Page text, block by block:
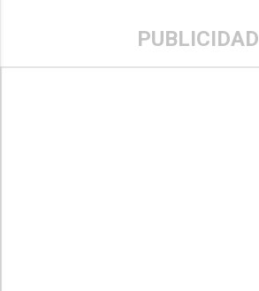
PUBLICIDAD